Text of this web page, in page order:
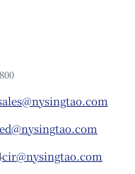
cir@nysingtao.com